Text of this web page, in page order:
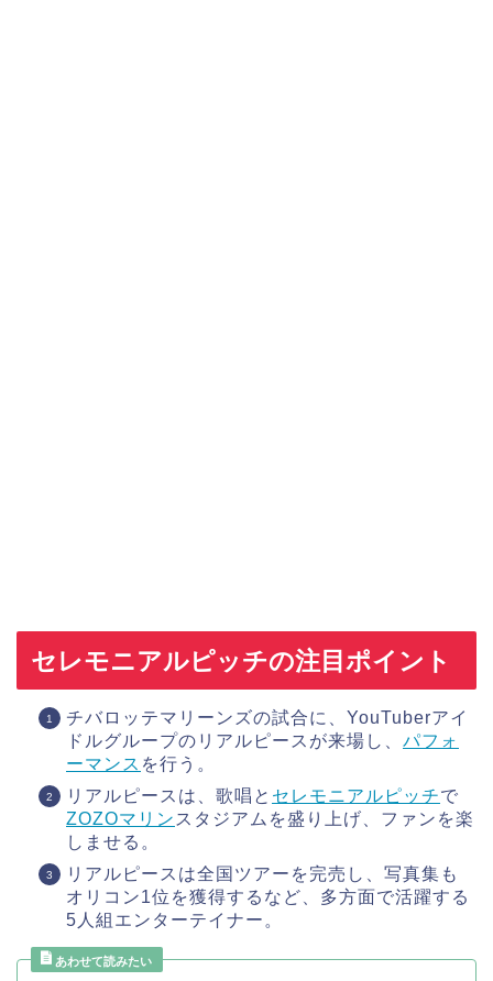
セレモニアルピッチの注目ポイント
チバロッテマリーンズの試合に、YouTuberアイ
ドルグループのリアルピースが来場し、 パフォ
ーマンス を行う。
リアルピースは、歌唱と セレモニアルピッチで
ZOZOマリン スタジアムを盛り上げ、ファンを楽
しませる。
リアルピースは全国ツアーを完売し、写真集も
オリコン1位を獲得するなど、多方面で活躍する
5人組エンターテイナー。